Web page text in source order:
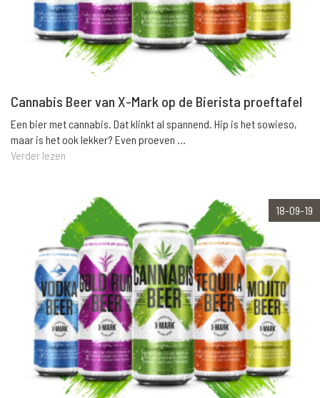
Cannabis Beer van X-Mark op de Bierista proeftafel
Een bier met cannabis. Dat klinkt al spannend. Hip is het sowieso,
maar is het ook lekker? Even proeven ...
Verder lezen
18-09-19